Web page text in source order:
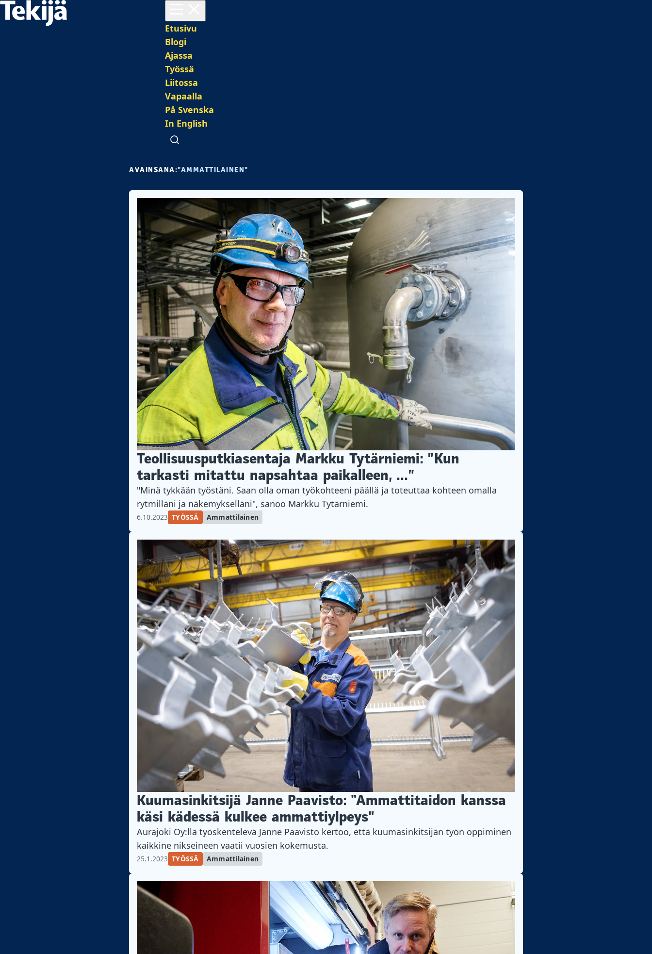
Päävalikko
Etusivu
Blogi
Ajassa
Työssä
Liitossa
Vapaalla
På Svenska
In English
Avaa haku
AVAINSANA:"AMMATTILAINEN"
Teollisuusputkiasentaja Markku Tytärniemi: ”Kun
tarkasti mitattu napsahtaa paikalleen, ...”
"Minä tykkään työstäni. Saan olla oman työkohteeni päällä ja toteuttaa kohteen omalla
rytmilläni ja näkemykselläni", sanoo Markku Tytärniemi.
6.10.2023 TYÖSSÄ Ammattilainen
Kuumasinkitsijä Janne Paavisto: "Ammattitaidon kanssa
käsi kädessä kulkee ammattiylpeys"
Aurajoki Oy:llä työskentelevä Janne Paavisto kertoo, että kuumasinkitsijän työn oppiminen
kaikkine nikseineen vaatii vuosien kokemusta.
25.1.2023 TYÖSSÄ Ammattilainen